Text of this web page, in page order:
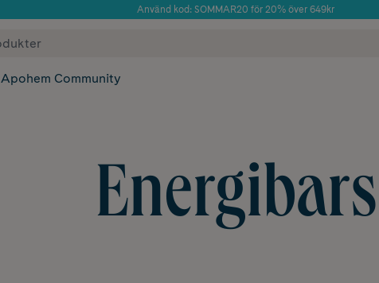
Använd kod: SOMMAR20 för 20% över 649kr
✓ Fri frakt
Apohem Community
Energibars